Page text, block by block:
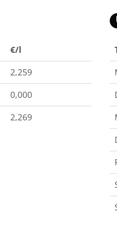
€/l
2,259
0,000
2,269